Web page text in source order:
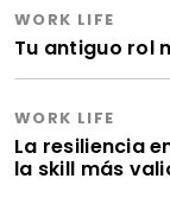
WORK LIFE
Tu antiguo rol
WORK LIFE
La resiliencia
la skill más